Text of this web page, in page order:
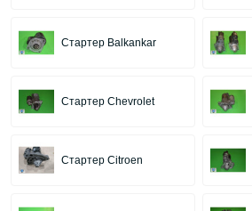
Стартер Balkankar
Стартер Chevrolet
Стартер Citroen